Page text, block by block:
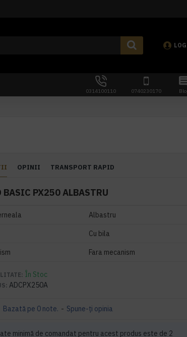
0314100110 0740230170
OPINII TRANSPORT RAPID
BASIC PX250 ALBASTRU
Albastru
Cu bila
Fara mecanism
În Stoc
ADCPX250A
Bazată pe 0 note. - Spune-ţi opinia
minimă de comandat pentru acest produs este de 2